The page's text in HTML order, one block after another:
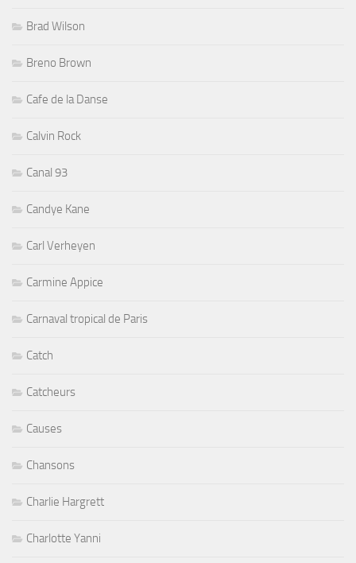
Brad Wilson
Breno Brown
Cafe de la Danse
Calvin Rock
Canal 93
Candye Kane
Carl Verheyen
Carmine Appice
Carnaval tropical de Paris
Catch
Catcheurs
Causes
Chansons
Charlie Hargrett
Charlotte Yanni